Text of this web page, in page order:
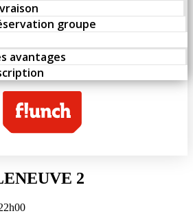
groupe
avantages
2